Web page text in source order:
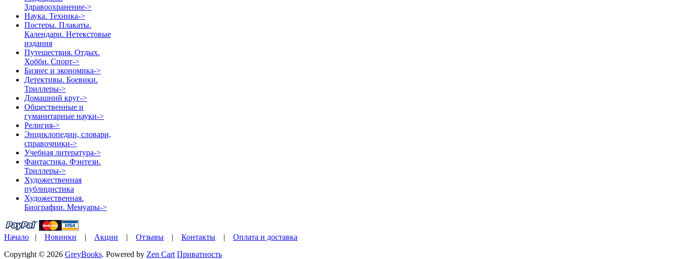
Здравоохранение->
Наука. Техника->
Постеры. Плакаты.
Календари. Нетекстовые
издания
Путешествия. Отдых.
Хобби. Спорт->
Бизнес и экономика->
Детективы. Боевики.
Триллеры->
Домашний круг->
Общественные и
гуманитарные науки->
Религия->
Энциклопедии, словари,
справочники->
Учебная литература->
Фантастика. Фэнтези.
Триллеры->
Художественная
публицистика
Художественная.
Биографии. Мемуары->
Начало | Новинки | Акции | Отзывы | Контакты | Оплата и доставка
Copyright © 2026 GreyBooks. Powered by Zen Cart Приватность